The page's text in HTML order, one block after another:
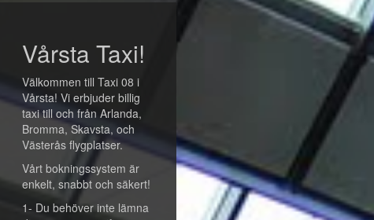
Vårsta Taxi!
Välkommen till Taxi 08 i
Vårsta! Vi erbjuder billig
taxi till och från Arlanda,
Bromma, Skavsta, och
Västerås flygplatser.
Vårt bokningssystem är
enkelt, snabbt och säkert!
1- Du behöver inte lämna